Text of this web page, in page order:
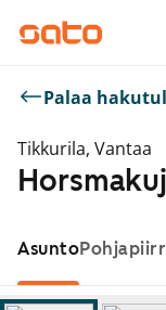
Palaa
Tikkurila, Vantaa
Asunto